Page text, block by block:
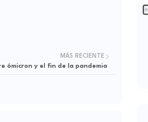
MÁS RECIENTE
ómicron y el fin de la pandemia